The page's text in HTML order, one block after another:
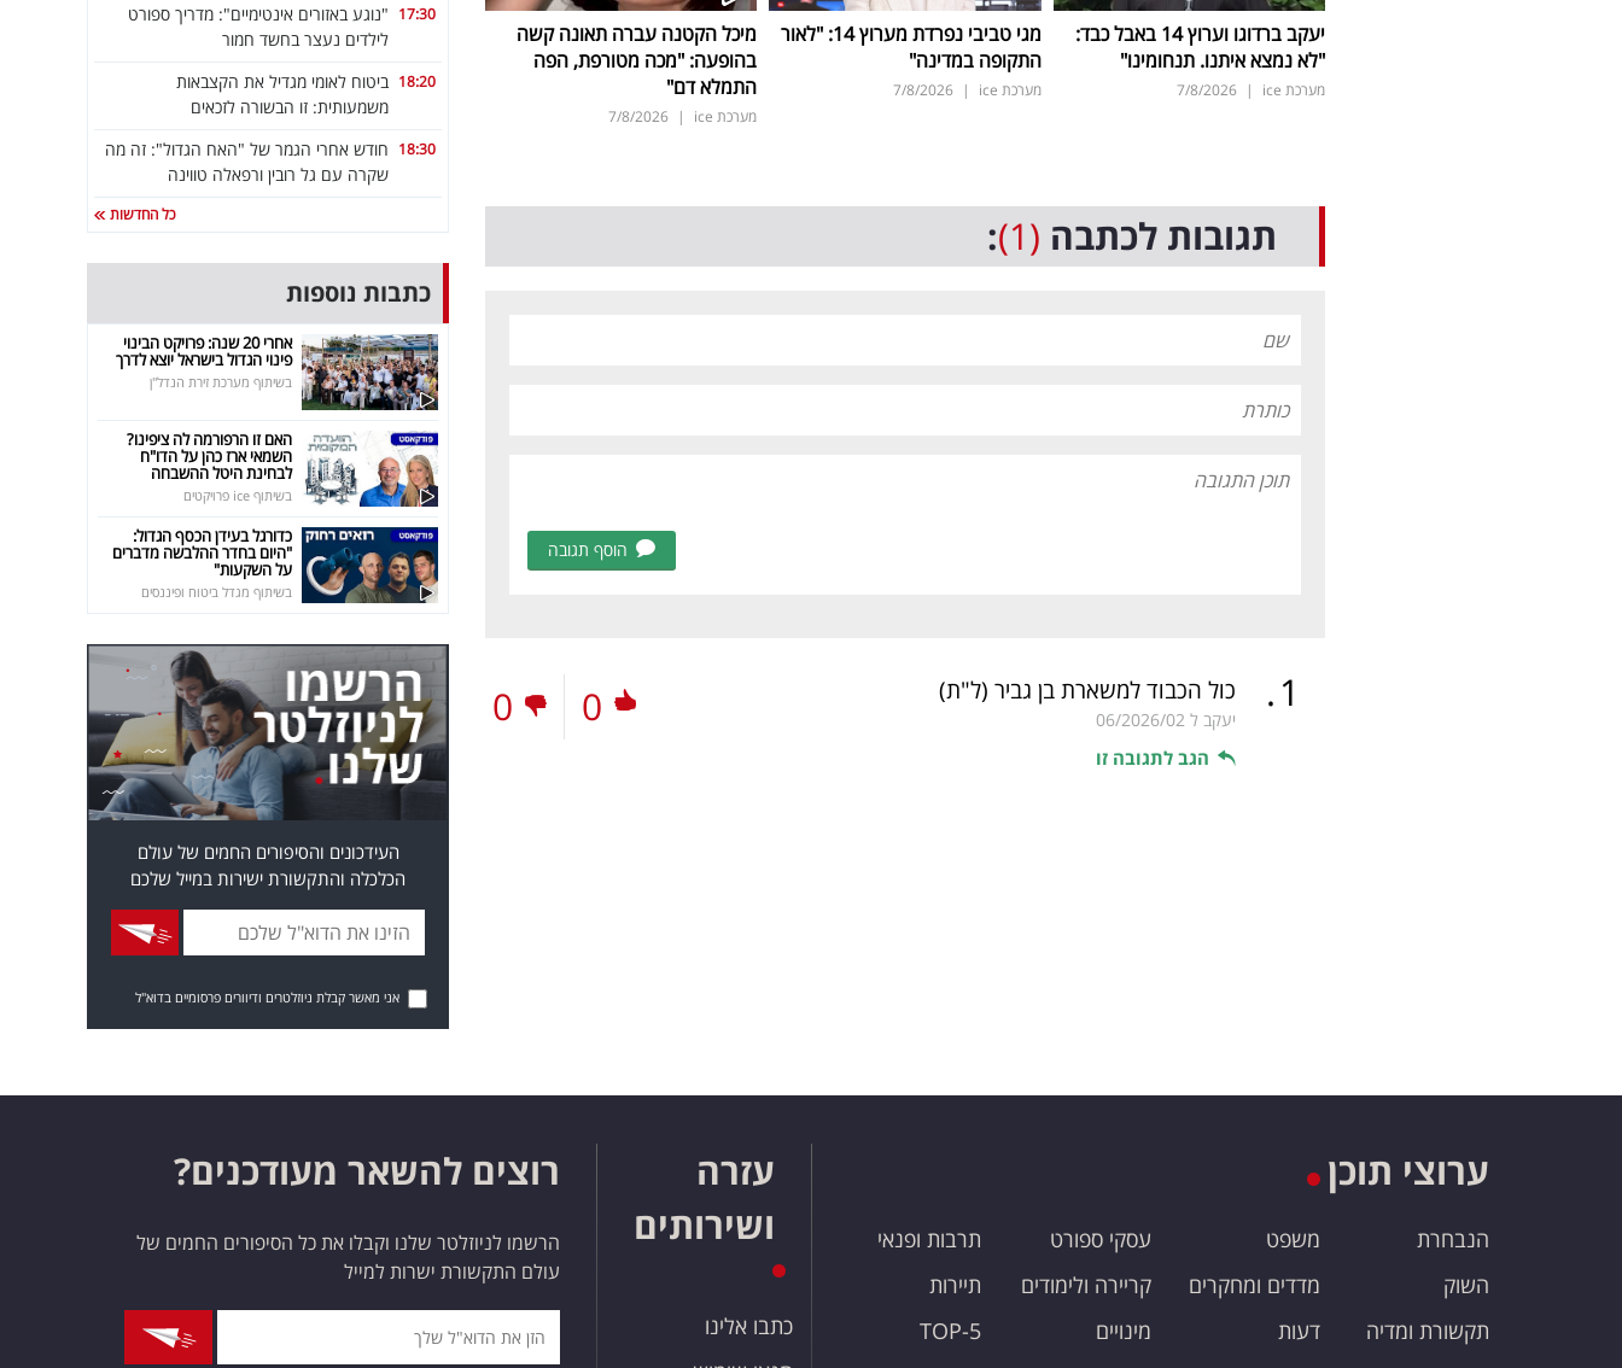
יעקב ברדוגו וערוץ 14 באבל כבד:
"לא נמצא איתנו. תנחומינו"
מערכת ice |
7/8/2026
מגי טביבי נפרדת מערוץ 14: "לאור
התקופה במדינה"
מערכת ice |
7/8/2026
מיכל הקטנה עברה תאונה קשה
בהופעה: "מכה מטורפת, הפה
התמלא דם"
מערכת ice |
7/8/2026
תגובות לכתבה (1)
:
הוסף תגובה
1
. כול הכבוד למשארת בן גביר (ל"ת)
יעקב ל 06/2026/02
הגב לתגובה זו
0
0
17:30 "נוגע באזורים אינטימיים": מדריך ספורט
לילדים נעצר בחשד חמור
18:20 ביטוח לאומי מגדיל את הקצבאות
משמעותית: זו הבשורה לזכאים
18:30 חודש אחרי הגמר של "האח הגדול": זה מה
שקרה עם גל רובין ורפאלה טווינה
כל החדשות
כתבות נוספות
אחרי 20 שנה: פרויקט הבינוי
פינוי הגדול בישראל יוצא לדרך
בשיתוף מערכת זירת הנדל"ן
האם זו הרפורמה לה ציפינו?
השמאי ארז כהן על הדו"ח
לבחינת היטל ההשבחה
בשיתוף ice פרויקטים
כדורגל בעידן הכסף הגדול:
"היום בחדר ההלבשה מדברים
על השקעות"
בשיתוף מגדל ביטוח ופיננסים
העידכונים והסיפורים החמים של עולם
הכלכלה והתקשורת ישירות במייל שלכם
אני מאשר קבלת ניוזלטרים ודיוורים פרסומיים בדוא"ל
ערוצי תוכן
הנבחרת
השוק
תקשורת ומדיה
משפט
מדדים ומחקרים
דעות
עסקי ספורט
קריירה ולימודים
מינויים
תרבות ופנאי
תיירות
TOP-5
עזרה
ושירותים
כתבו אלינו
רוצים להשאר מעודכנים?
הרשמו לניוזלטר שלנו וקבלו את כל הסיפורים החמים של
עולם התקשורת ישרות למייל